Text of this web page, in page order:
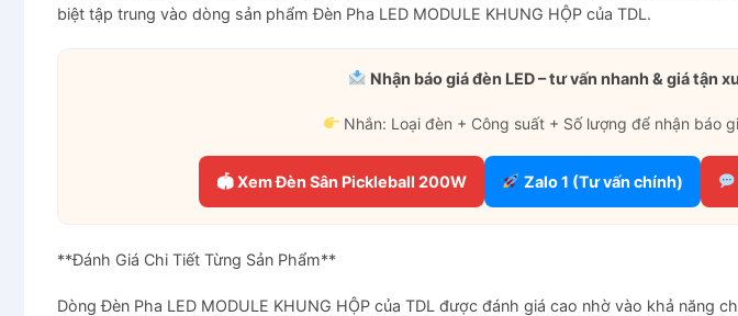
biệt tập trung vào dòng sản phẩm Đèn Pha LED MODULE KHUNG HỘP của TDL.
Nhận báo giá đèn LED – tư vấn nhanh & giá tận
Nhắn: Loại đèn + Công suất + Số lượng để nhận báo
🏟 Xem Đèn Sân Pickleball 200W Zalo 1 (Tư vấn chính)
**Đánh Giá Chi Tiết Từng Sản Phẩm**
Dòng Đèn Pha LED MODULE KHUNG HỘP của TDL được đánh giá cao nhờ vào khả năng